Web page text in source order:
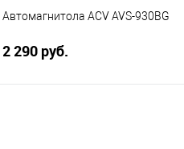
Автомагнитола ACV AVS-930BG
2 290 руб.